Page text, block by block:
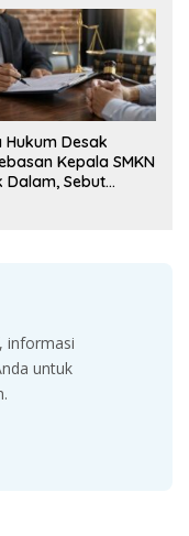
Hukum Desak
Kepala SMKN
Dalam, Sebut
informasi
untuk